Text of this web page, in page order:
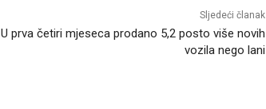
Sljedeći članak
U prva četiri mjeseca prodano 5,2 posto više novih
vozila nego lani